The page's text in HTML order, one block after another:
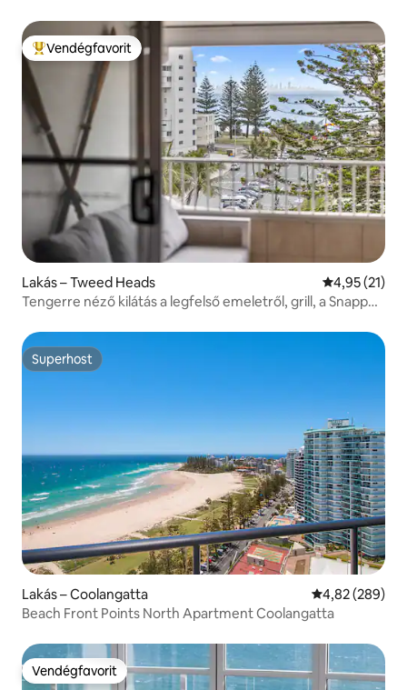
Kiemelt vendégfavorit
Vendégfavorit
Lakás – Tweed Heads Átlagos
4,95 (21)
Tengerre néző kilátás a legfelső emeletről, grill, a Snapper
Superhost
Superhost
Lakás – Coolangatta Átlagos
4,82 (289)
Beach Front Points North Apartment Coolangatta
Vendégfavorit
Vendégfavorit